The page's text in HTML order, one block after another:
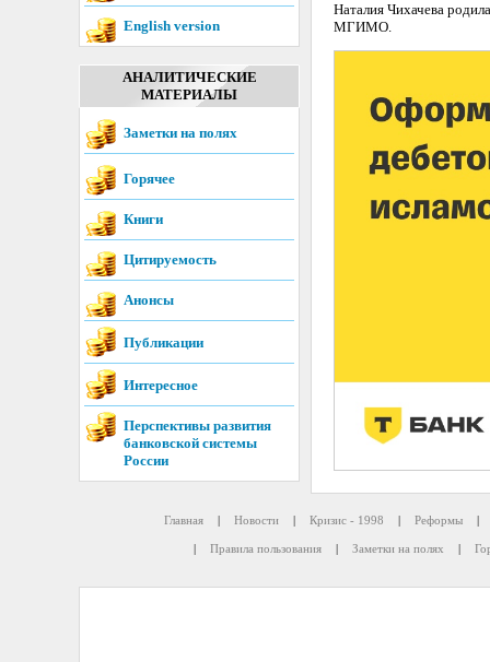
English version
АНАЛИТИЧЕСКИЕ
МАТЕРИАЛЫ
Заметки на полях
Горячее
Книги
Цитируемость
Анонсы
Публикации
Интересное
Перспективы развития
банковской системы
России
Наталия Чихачева
МГИМО.
Главная | Новости | Кризис - 1998 | Реформы |
| Правила пользования | Заметки на полях |